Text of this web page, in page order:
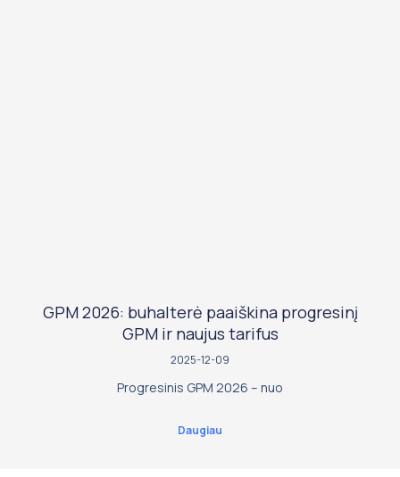
GPM 2026: buhalterė paaiškina progresinį
GPM ir naujus tarifus
2025-12-09
Progresinis GPM 2026 – nuo
Daugiau